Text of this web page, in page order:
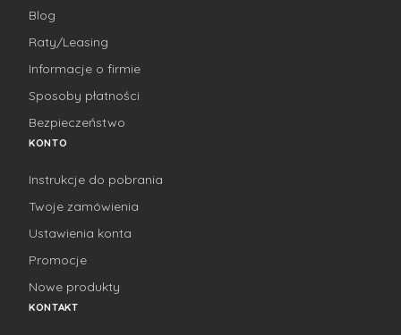
Blog
Raty/Leasing
Informacje o firmie
Sposoby płatności
Bezpieczeństwo
KONTO
Instrukcje do pobrania
Twoje zamówienia
Ustawienia konta
Promocje
Nowe produkty
KONTAKT